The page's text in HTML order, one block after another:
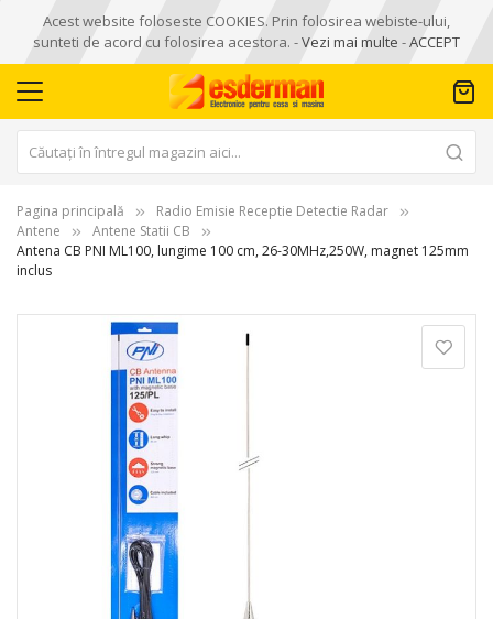
Acest website foloseste COOKIES. Prin folosirea webiste-ului,
sunteti de acord cu folosirea acestora. -Vezi mai multe -ACCEPT
Pagina principală
Radio Emisie Receptie Detectie Radar
Antene
Antene Statii CB
Antena CB PNI ML100, lungime 100 cm, 26-30MHz,250W, magnet 125mm
inclus